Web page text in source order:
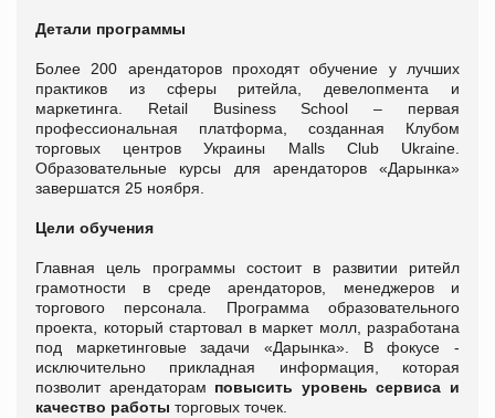
Детали программы
Более 200 арендаторов проходят обучение у лучших
практиков из сферы ритейла, девелопмента и
маркетинга. Retail Business School – первая
профессиональная платформа, созданная Клубом
торговых центров Украины Malls Club Ukraine.
Образовательные курсы для арендаторов «Дарынка»
завершатся 25 ноября.
Цели обучения
Главная цель программы состоит в развитии ритейл
грамотности в среде арендаторов, менеджеров и
торгового персонала. Программа образовательного
проекта, который стартовал в маркет молл, разработана
под маркетинговые задачи «Дарынка». В фокусе -
исключительно прикладная информация, которая
позволит арендаторам повысить уровень сервиса и
качество работы торговых точек.